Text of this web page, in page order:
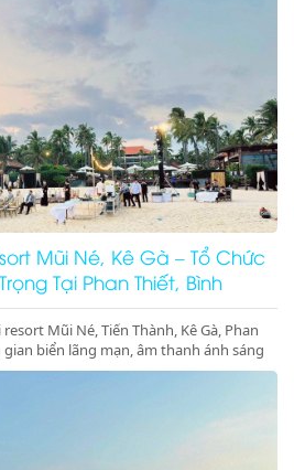
Mũi Né, Kê Gà – Tổ Chức
Tại Phan Thiết, Bình
Mũi Né, Tiến Thành, Kê Gà, Phan
biển lãng mạn, âm thanh ánh sáng
đẳng cấp. Liên hệ ngay để đặt dịch vụ